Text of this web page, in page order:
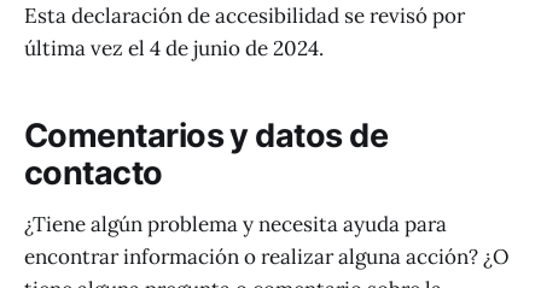
Esta declaración de accesibilidad se revisó por
última vez el 4 de junio de 2024.
Comentarios y datos de
contacto
¿Tiene algún problema y necesita ayuda para
encontrar información o realizar alguna acción? ¿O